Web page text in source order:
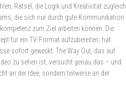
Rätsel, die Logik und Kreativität zugleich
die sich nur durch gute Kommunikation
zum Ziel arbeiten können. Die
für ein TV-Format aufzubereiten, hat
sofort geweckt. The Way Out, das auf
zu sehen ist, versucht genau das – und
an der Idee, sondern teilweise an der